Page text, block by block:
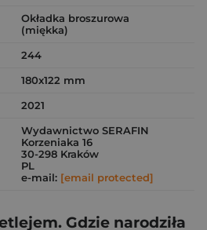
Okładka broszurowa
(miękka)
244
180x122 mm
2021
Wydawnictwo SERAFIN
Korzeniaka 16
30-298 Kraków
PL
e-mail: [email protected]
Gdzie narodziła